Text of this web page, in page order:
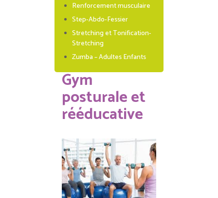
Renforcement musculaire
Step-Abdo-Fessier
Stretching et Tonification-
Stretching
Zumba – Adultes Enfants
Gym
posturale et
rééducative